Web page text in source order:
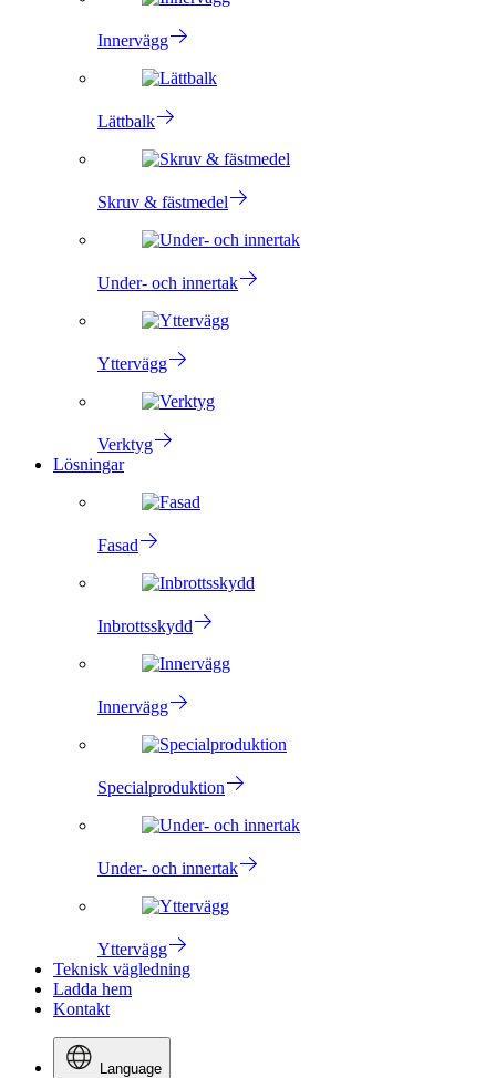
Innervägg
Lättbalk
Skruv & fästmedel
Under- och innertak
Yttervägg
Verktyg
Lösningar
Fasad
Inbrottsskydd
Innervägg
Specialproduktion
Under- och innertak
Yttervägg
Teknisk vägledning
Ladda hem
Kontakt
Language